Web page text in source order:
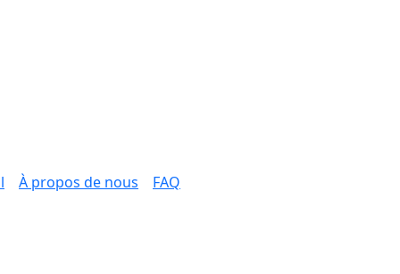
À propos de nous FAQ